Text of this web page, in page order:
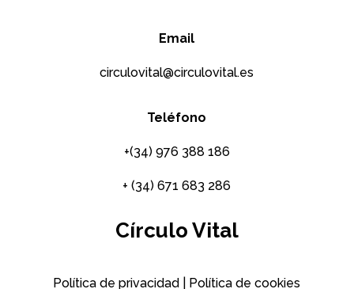
Email
circulovital@circulovital.es
Teléfono
+(34) 976 388 186
+ (34) 671 683 286
Círculo Vital
Política de privacidad Política de cookies